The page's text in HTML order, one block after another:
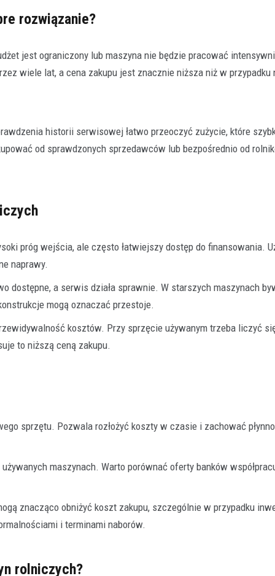
rozwiązanie?
jest ograniczony lub maszyna nie będzie pracować
wiele lat, a cena zakupu jest znacznie niższa niż w przypadku
historii serwisowej łatwo przeoczyć zużycie, które
od sprawdzonych sprzedawców lub bezpośrednio od
próg wejścia, ale często łatwiejszy dostęp do finansowania.
naprawy.
dostępne, a serwis działa sprawnie. W starszych maszynach
mogą oznaczać przestoje.
kosztów. Przy sprzęcie używanym trzeba liczyć
to niższą ceną zakupu.
sprzętu. Pozwala rozłożyć koszty w czasie i zachować
maszynach. Warto porównać oferty banków
znacząco obniżyć koszt zakupu, szczególnie w przypadku
i terminami naborów.
rolniczych?
dlaczego jest tak ważne?
29 grudnia 2025